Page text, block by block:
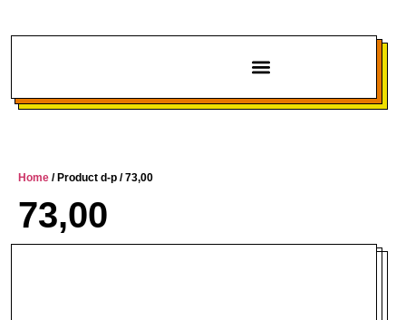
Home / Product d-p / 73,00
73,00